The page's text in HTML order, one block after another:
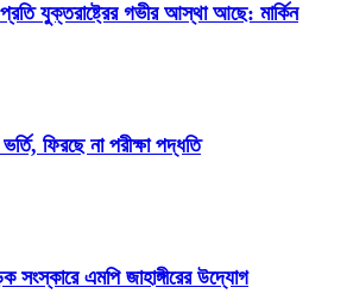
যুক্তরাষ্ট্রের গভীর আস্থা আছে: মার্কিন
ফিরছে না পরীক্ষা পদ্ধতি
সংস্কারে এমপি জাহাঙ্গীরের উদ্যোগ